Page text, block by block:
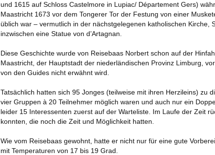
ARCHIV 2023
ARCHIV 2022
ARCHIV 2020
ARCHIV 2018
ARCHIV 2016
AUSGABE 01
und 1615 auf Schloss Castelmore in Lupiac/ Département Gers)
Maastricht 1673 vor dem Tongerer Tor der Festung von einer
üblich war – vermutlich in der nächstgelegenen katholischen
inzwischen eine Statue von d’Artagnan.
Diese Geschichte wurde von Reisebaas Norbert schon auf der
Maastricht, der Hauptstadt der niederländischen Provinz Limburg,
von den Guides nicht erwähnt wird.
Tatsächlich hatten sich 95 Jonges (teilweise mit ihren Herzileins)
vier Gruppen à 20 Teilnehmer möglich waren und auch nur ein
leider 15 Interessenten zuerst auf der Warteliste. Im Laufe der Zeit
konnten, die noch die Zeit und Möglichkeit hatten.
Wie vom Reisebaas gewohnt, hatte er nicht nur für eine gute
mit Temperaturen von 17 bis 19 Grad.